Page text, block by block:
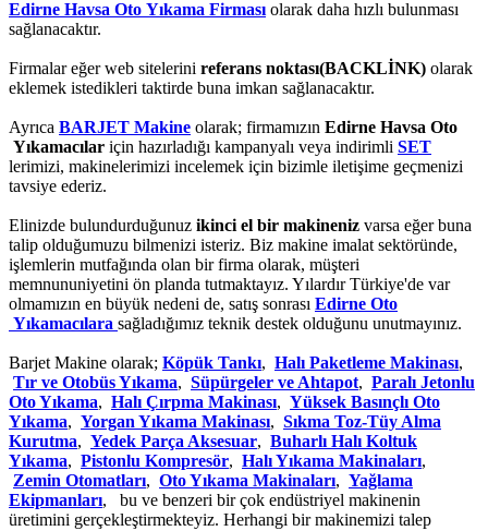
Edirne Havsa Oto Yıkama Firmasıolarak daha hızlı bulunması
sağlanacaktır.
Firmalar eğer web sitelerini referans noktası(BACKLİNK) olarak
eklemek istedikleri taktirde buna imkan sağlanacaktır.
Ayrıca BARJET Makine olarak; firmamızın Edirne Havsa Oto
Yıkamacılar için hazırladığı kampanyalı veya indirimli SET
lerimizi, makinelerimizi incelemek için bizimle iletişime geçmenizi
tavsiye ederiz.
Elinizde bulundurduğunuz ikinci el bir makineniz varsa eğer buna
talip olduğumuzu bilmenizi isteriz. Biz makine imalat sektöründe,
işlemlerin mutfağında olan bir firma olarak, müşteri
memnununiyetini ön planda tutmaktayız. Yılardır Türkiye'de var
olmamızın en büyük nedeni de, satış sonrası Edirne Oto
Yıkamacılara sağladığımız teknik destek olduğunu unutmayınız.
Barjet Makine olarak; Köpük Tankı, Halı Paketleme Makinası,
Tır ve Otobüs Yıkama, Süpürgeler ve Ahtapot, Paralı Jetonlu
Oto Yıkama, Halı Çırpma Makinası, Yüksek Basınçlı Oto
Yıkama, Yorgan Yıkama Makinası, Sıkma Toz-Tüy Alma
Kurutma, Yedek Parça Aksesuar, Buharlı Halı Koltuk
Yıkama, Pistonlu Kompresör, Halı Yıkama Makinaları,
Zemin Otomatları, Oto Yıkama Makinaları, Yağlama
Ekipmanları, bu ve benzeri bir çok endüstriyel makinenin
üretimini gerçekleştirmekteyiz. Herhangi bir makinemizi talep